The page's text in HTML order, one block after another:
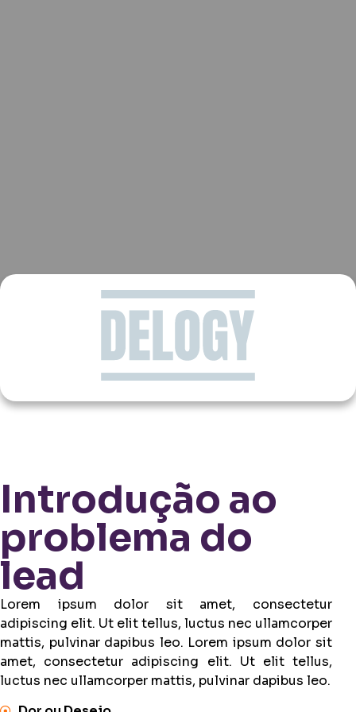
Introdução ao
problema do
lead
Lorem ipsum dolor sit amet, consectetur
adipiscing elit. Ut elit tellus, luctus nec ullamcorper
mattis, pulvinar dapibus leo. Lorem ipsum dolor sit
amet, consectetur adipiscing elit. Ut elit tellus,
luctus nec ullamcorper mattis, pulvinar dapibus leo.